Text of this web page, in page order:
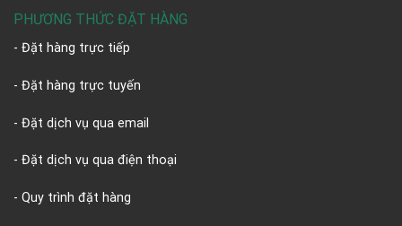
PHƯƠNG THỨC ĐẶT HÀNG
- Đặt hàng trực tiếp
- Đặt hàng trực tuyến
- Đặt dịch vụ qua email
- Đặt dịch vụ qua điện thoại
- Quy trình đặt hàng